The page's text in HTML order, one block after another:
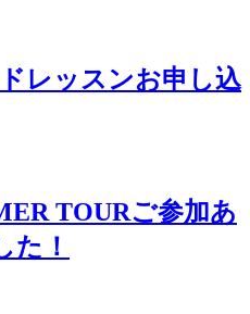
レッスンお申し込
TOURご参加あ
た！